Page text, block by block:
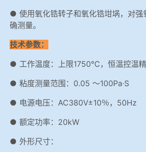
● 使用氧化锆转子和氧化锆坩埚，对强
确测量。
技术参数：
● 工作温度：上限1750℃，恒温控温
● 粘度测量范围：0.05 ～100Pa·S
● 电源电压：AC380V±10％，50Hz
● 额定功率：20kW
● 外形尺寸：